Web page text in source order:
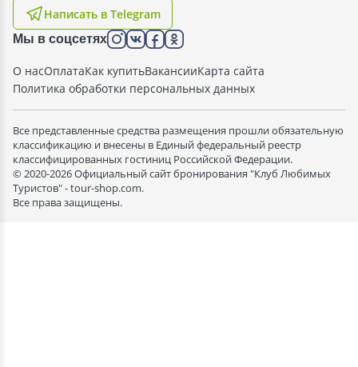
Написать в Telegram
Мы в соцсетях
О насОплатаКак купитьВакансииКарта сайта
Политика обработки персональных данных
Все представленные средства размещения прошли обязательную
классификацию и внесены в Единый федеральный реестр
классифицированных гостиниц Российской Федерации.
© 2020-2026 Официальный сайт бронирования "Клуб Любимых
Туристов" - tour-shop.com.
Все права защищены.